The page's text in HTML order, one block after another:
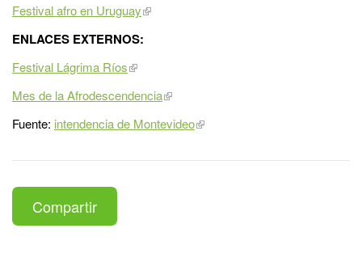
Festival afro en Uruguay
ENLACES EXTERNOS:
Festival Lágrima Ríos
Mes de la Afrodescendencia
Fuente: intendencia de Montevideo
Compartir